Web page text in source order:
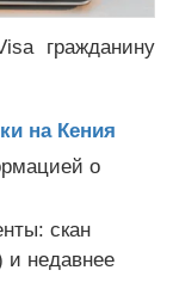
гражданину
на Кения
о
скан
и недавнее